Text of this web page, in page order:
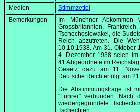
Medien
Stimmzettel
Bemerkungen
Im Münchner Abkommen
Grossbritannien,
Tschechoslowakei, die
Reich abzutreten. Die
10.10.1938. Am 31. Oktober
4. Dezember 1938 seien im
41 Abgeordnete im
Gesetz dazu am 11.
Deutsche Reich erfolgt am
Die Abstimmungsfrage ist
"Führer" verbunden.
wiedergegründete
Tschechien.